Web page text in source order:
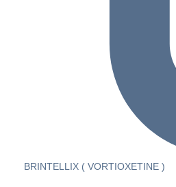
BRINTELLIX ( VORTIOXETINE )